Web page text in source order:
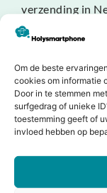
Om de beste
cookies om informatie
Door in te stemmen
surfgedrag of unieke
toestemming geeft of
invloed hebben op
verzending in
Bestel
combinatie van